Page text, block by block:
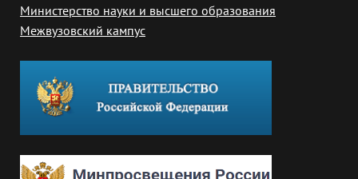
Министерство науки и высшего образования
Межвузовский кампус